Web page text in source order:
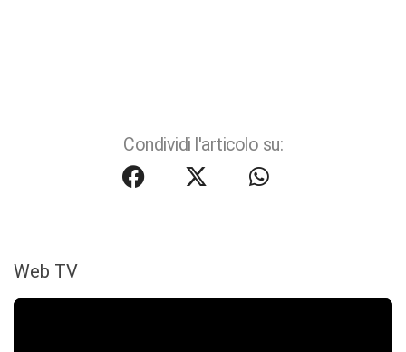
Condividi l'articolo su:
Web TV